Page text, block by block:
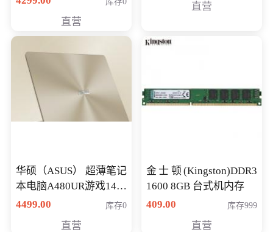
直营
直营
华硕（ASUS） 超薄笔记
本电脑A480UR游戏14英
寸学生上网轻薄便携手
4499.00 库存0
直营
金士顿(Kingston)DDR3
1600 8GB 台式机内存
409.00
库存999
直营